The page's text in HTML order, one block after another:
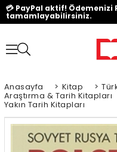
💳 PayPal aktif!
tamamlayabilirsiniz.
Anasayfa > Kitap >
Araştırma & Tarih Kitapları
Yakın Tarih Kitapları